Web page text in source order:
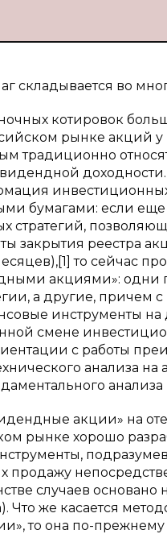
складывается во
котировок
рынке акций у
традиционно
доходности.
бумагами: если еще
закрытия реестра
то сейчас
акциями»: одни
а другие, причем
инструменты на
смене
с работы
анализа
анализа
акции» на
рынке хорошо
продажу
случаев основано
Что же касается
то она по-прежнему